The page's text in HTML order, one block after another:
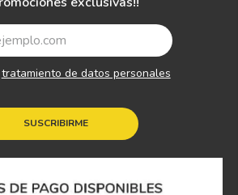
SUSCRIBIRME
tratamiento de datos personales